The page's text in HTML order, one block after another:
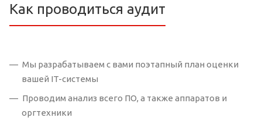
Как проводиться аудит
Мы разрабатываем с вами поэтапный план оценки
вашей IT-системы
Проводим анализ всего ПО, а также аппаратов и
оргтехники